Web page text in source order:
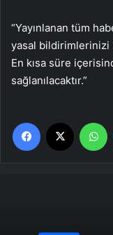
“Yayınlanan tüm
yasal bildirimlerinizi
En kısa süre
sağlanılacaktır.”
Facebook